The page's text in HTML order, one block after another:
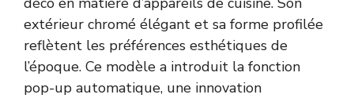
extérieur chromé élégant et sa forme profilée
reflètent les préférences esthétiques de
l’époque. Ce modèle a introduit la fonction
pop-up automatique, une innovation